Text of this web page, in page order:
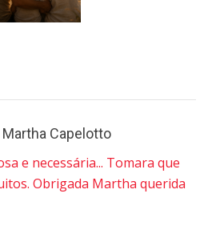
Capelotto
e necessária... Tomara que
Obrigada Martha querida